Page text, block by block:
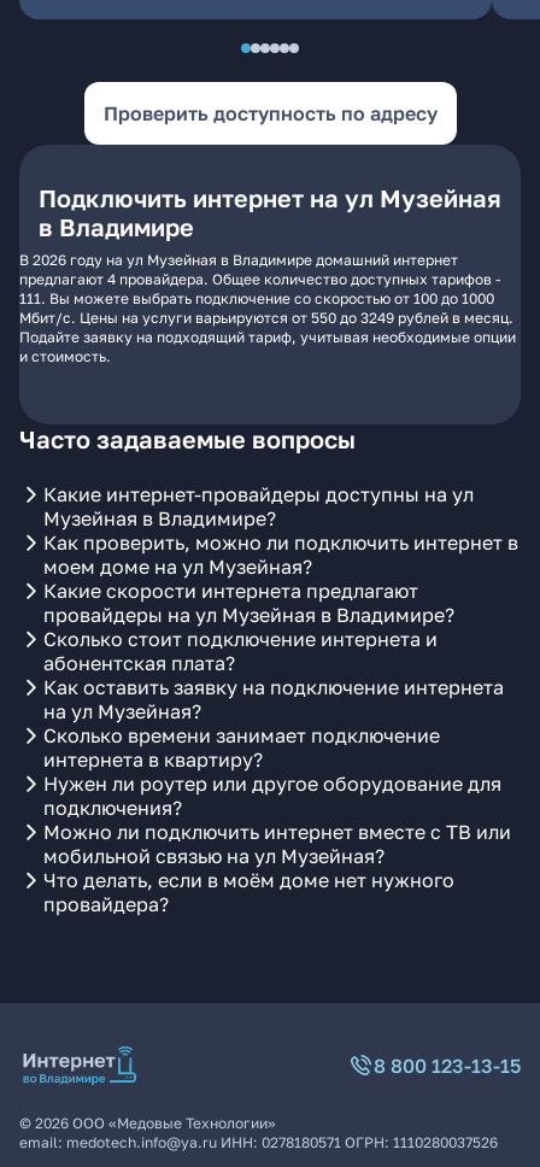
Проверить доступность по адресу
Подключить интернет на ул Музейная
в Владимире
В 2026 году на ул Музейная в Владимире домашний интернет
предлагают 4 провайдера. Общее количество доступных тарифов -
111. Вы можете выбрать подключение со скоростью от 100 до 1000
Мбит/с. Цены на услуги варьируются от 550 до 3249 рублей в месяц.
Подайте заявку на подходящий тариф, учитывая необходимые опции
и стоимость.
Часто задаваемые вопросы
Какие интернет-провайдеры доступны на ул
Музейная в Владимире?
Как проверить, можно ли подключить интернет в
моем доме на ул Музейная?
Какие скорости интернета предлагают
провайдеры на ул Музейная в Владимире?
Сколько стоит подключение интернета и
абонентская плата?
Как оставить заявку на подключение интернета
на ул Музейная?
Сколько времени занимает подключение
интернета в квартиру?
Нужен ли роутер или другое оборудование для
подключения?
Можно ли подключить интернет вместе с ТВ или
мобильной связью на ул Музейная?
Что делать, если в моём доме нет нужного
провайдера?
8 800 123-13-15
© 2026 ООО «Медовые Технологии»
email: medotech.info@ya.ru ИНН: 0278180571 ОГРН: 1110280037526